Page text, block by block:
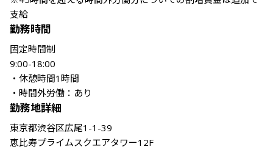
支給
勤務時間
固定時間制
9:00-18:00
・休憩時間1時間
・時間外労働：あり
勤務地詳細
東京都渋谷区広尾1-1-39
恵比寿プライムスクエアタワー12F